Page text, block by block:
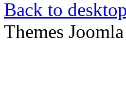
Back to
Themes